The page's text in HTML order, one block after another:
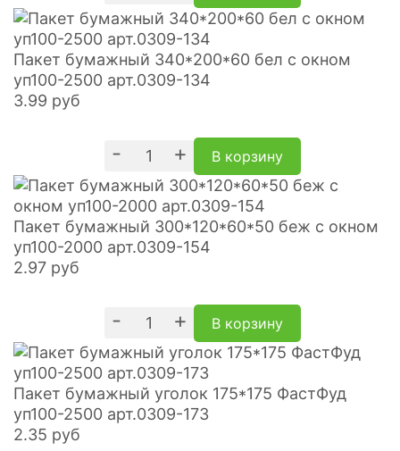
Пакет бумажный 340*200*60 бел с окном
уп100-2500 арт.0309-134
3.99 руб
- + В корзину
Пакет бумажный 300*120*60*50 беж с окном
уп100-2000 арт.0309-154
2.97 руб
- + В корзину
Пакет бумажный уголок 175*175 ФастФуд
уп100-2500 арт.0309-173
2.35 руб